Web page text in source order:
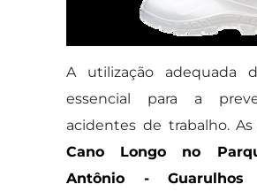
A utilização adequada
essencial para a
acidentes de trabalho. As
Cano Longo no
Antônio - Guarulhos